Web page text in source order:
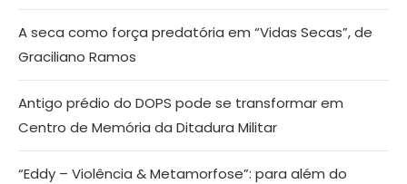
A seca como força predatória em “Vidas Secas”, de
Graciliano Ramos
Antigo prédio do DOPS pode se transformar em
Centro de Memória da Ditadura Militar
“Eddy – Violência & Metamorfose”: para além do